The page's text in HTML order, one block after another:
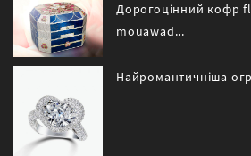
Дорогоцінний кофр
mouawad...
Найромантичніша